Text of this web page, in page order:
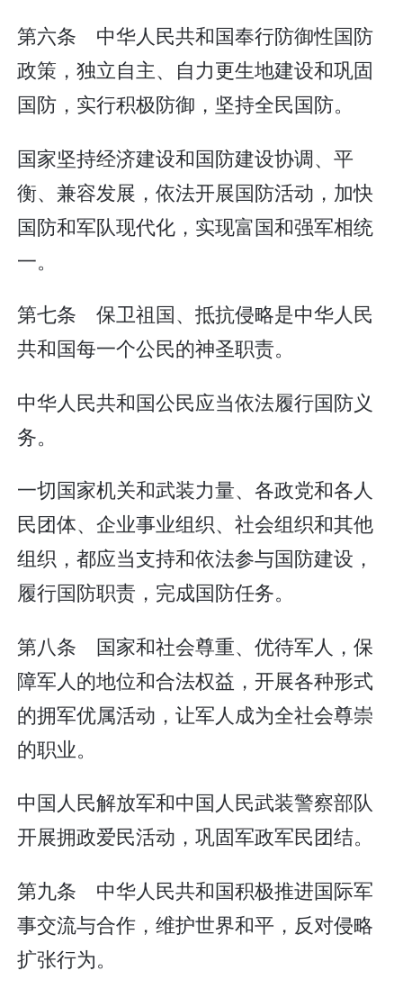
第六条 中华人民共和国奉行防御性国防
政策，独立自主、自力更生地建设和巩固
国防，实行积极防御，坚持全民国防。
国家坚持经济建设和国防建设协调、平
衡、兼容发展，依法开展国防活动，加快
国防和军队现代化，实现富国和强军相统
一。
第七条 保卫祖国、抵抗侵略是中华人民
共和国每一个公民的神圣职责。
中华人民共和国公民应当依法履行国防义
务。
一切国家机关和武装力量、各政党和各人
民团体、企业事业组织、社会组织和其他
组织，都应当支持和依法参与国防建设，
履行国防职责，完成国防任务。
第八条 国家和社会尊重、优待军人，保
障军人的地位和合法权益，开展各种形式
的拥军优属活动，让军人成为全社会尊崇
的职业。
中国人民解放军和中国人民武装警察部队
开展拥政爱民活动，巩固军政军民团结。
第九条 中华人民共和国积极推进国际军
事交流与合作，维护世界和平，反对侵略
扩张行为。